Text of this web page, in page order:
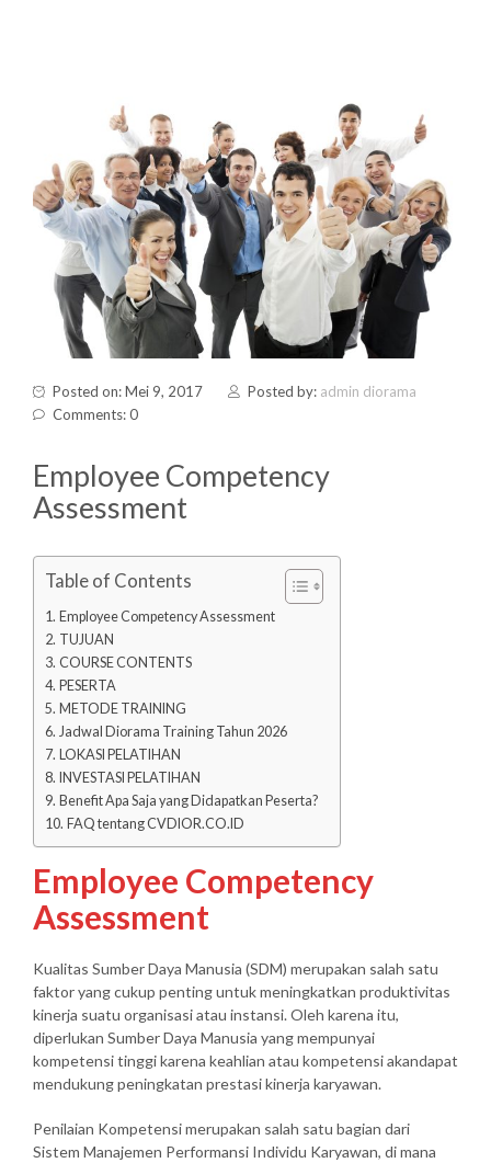
Posted on: Mei 9, 2017 Posted by: admin diorama
Comments: 0
Employee Competency
Assessment
Table of Contents
Employee Competency Assessment
TUJUAN
COURSE CONTENTS
PESERTA
METODE TRAINING
Jadwal Diorama Training Tahun 2026
LOKASI PELATIHAN
INVESTASI PELATIHAN
Benefit Apa Saja yang Didapatkan Peserta?
FAQ tentang CVDIOR.CO.ID
Employee Competency
Assessment
Kualitas Sumber Daya Manusia (SDM) merupakan salah satu
faktor yang cukup penting untuk meningkatkan produktivitas
kinerja suatu organisasi atau instansi. Oleh karena itu,
diperlukan Sumber Daya Manusia yang mempunyai
kompetensi tinggi karena keahlian atau kompetensi akandapat
mendukung peningkatan prestasi kinerja karyawan.
Penilaian Kompetensi merupakan salah satu bagian dari
Sistem Manajemen Performansi Individu Karyawan, di mana